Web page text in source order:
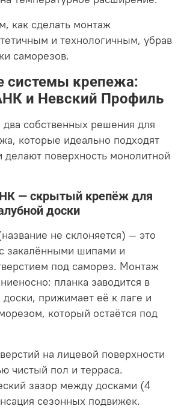
как сделать монтаж
и технологичным, убрав
саморезов.
системы крепежа:
и Невский Профиль
собственных решения для
которые идеально подходят
делают поверхность монолитной
— скрытый крепёж для
доски
не склоняется) — это
закалёнными шипами и
под саморез. Монтаж
планка заводится в
прижимает её к лаге и
который остаётся под
на лицевой поверхности
чистый пол и терраса.
зазор между досками (4
сезонных подвижек.